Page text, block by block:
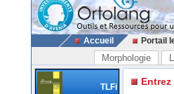
Accueil Portail
Morphologie
TLFi